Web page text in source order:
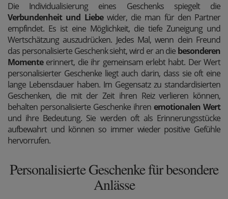
Die Individualisierung eines Geschenks spiegelt die
Verbundenheit und Liebewider, die man für den Partner
empfindet. Es ist eine Möglichkeit, die tiefe Zuneigung und
Wertschätzung auszudrücken. Jedes Mal, wenn dein Freund
das personalisierte Geschenk sieht, wird er an die besonderen
Momenteerinnert, die ihr gemeinsam erlebt habt. Der Wert
personalisierter Geschenke liegt auch darin, dass sie oft eine
lange Lebensdauer haben. Im Gegensatz zu standardisierten
Geschenken, die mit der Zeit ihren Reiz verlieren können,
behalten personalisierte Geschenke ihren emotionalen Wert
und ihre Bedeutung. Sie werden oft als Erinnerungsstücke
aufbewahrt und können so immer wieder positive Gefühle
hervorrufen.
Personalisierte Geschenke für besondere
Anlässe